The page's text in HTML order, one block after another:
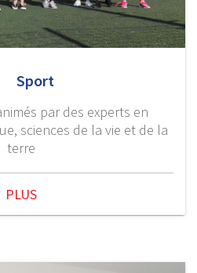
par des experts en
sciences de la vie et de la
terre
PLUS